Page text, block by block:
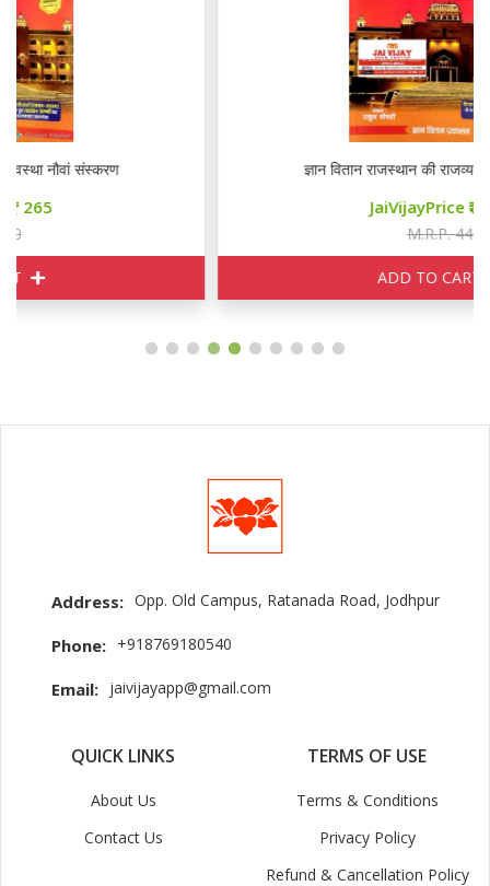
ज्ञान वितान राजस्थान की राजव्यवस्था नौवां संस्करण
Address: Opp. Old Campus, Ratanada Road, Jodhpur
Phone: +918769180540
Email: jaivijayapp@gmail.com
QUICK LINKS
About Us
Contact Us
TERMS OF USE
Terms & Conditions
Privacy Policy
Refund & Cancellation Policy